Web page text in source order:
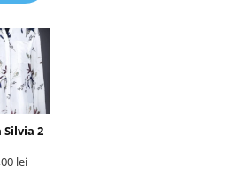
Silvia 2
lei